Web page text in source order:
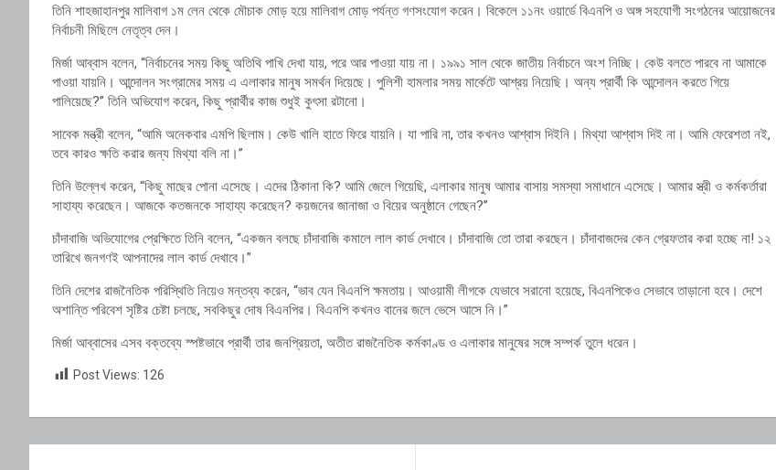
তিনি শাহজাহানপুর মালিবাগ ১ম লেন থেকে মৌচাক মোড় হয়ে মালিবাগ মোড় পর্যন্ত গণসংযোগ করেন। বিকেলে ১১নং ওয়ার্ডে বিএনপি ও অঙ্গ সহযোগী সংগঠনের আয়োজনের
নির্বাচনী মিছিলে নেতৃত্ব দেন।
মির্জা আব্বাস বলেন, “নির্বাচনের সময় কিছু অতিথি পাখি দেখা যায়, পরে আর পাওয়া যায় না। ১৯৯১ সাল থেকে জাতীয় নির্বাচনে অংশ নিচ্ছি। কেউ বলতে পারবে না আমাকে
পাওয়া যায়নি। আন্দোলন সংগ্রামের সময় এ এলাকার মানুষ সমর্থন দিয়েছে। পুলিশী হামলার সময় মার্কেটে আশ্রয় নিয়েছি। অন্য প্রার্থী কি আন্দোলন করতে গিয়ে
পালিয়েছে?” তিনি অভিযোগ করেন, কিছু প্রার্থীর কাজ শুধুই কুৎসা রটানো।
সাবেক মন্ত্রী বলেন, “আমি অনেকবার এমপি ছিলাম। কেউ খালি হাতে ফিরে যায়নি। যা পারি না, তার কখনও আশ্বাস দিইনি। মিথ্যা আশ্বাস দিই না। আমি ফেরেশতা নই,
তবে কারও ক্ষতি করার জন্য মিথ্যা বলি না।”
তিনি উল্লেখ করেন, “কিছু মাছের পোনা এসেছে। এদের ঠিকানা কি? আমি জেলে গিয়েছি, এলাকার মানুষ আমার বাসায় সমস্যা সমাধানে এসেছে। আমার স্ত্রী ও কর্মকর্তারা
সাহায্য করেছেন। আজকে কতজনকে সাহায্য করেছেন? কয়জনের জানাজা ও বিয়ের অনুষ্ঠানে গেছেন?”
চাঁদাবাজি অভিযোগের প্রেক্ষিতে তিনি বলেন, “একজন বলছে চাঁদাবাজি কমালে লাল কার্ড দেখাবে। চাঁদাবাজি তো তারা করছেন। চাঁদাবাজদের কেন গ্রেফতার করা হচ্ছে না! ১২
তারিখে জনগণই আপনাদের লাল কার্ড দেখাবে।”
তিনি দেশের রাজনৈতিক পরিস্থিতি নিয়েও মন্তব্য করেন, “ভাব যেন বিএনপি ক্ষমতায়। আওয়ামী লীগকে যেভাবে সরানো হয়েছে, বিএনপিকেও সেভাবে তাড়ানো হবে। দেশে
অশান্তি পরিবেশ সৃষ্টির চেষ্টা চলছে, সবকিছুর দোষ বিএনপির। বিএনপি কখনও বানের জলে ভেসে আসে নি।”
মির্জা আব্বাসের এসব বক্তব্যে স্পষ্টভাবে প্রার্থী তার জনপ্রিয়তা, অতীত রাজনৈতিক কর্মকাণ্ড ও এলাকার মানুষের সঙ্গে সম্পর্ক তুলে ধরেন।
Post Views: 126